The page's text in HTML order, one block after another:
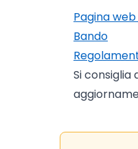
Pagina
Bando
Si